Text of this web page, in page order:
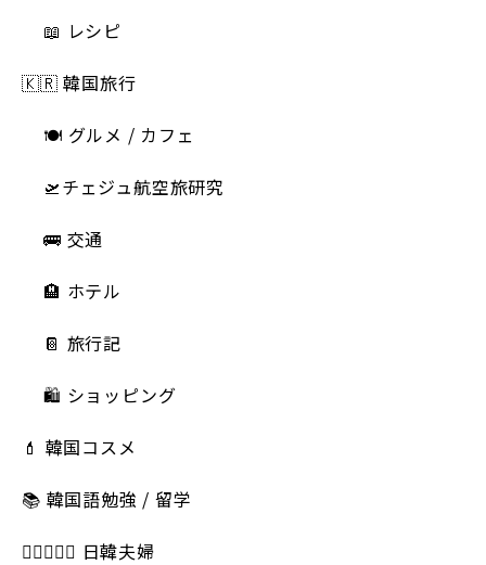
📖 レシピ
🇰🇷 韓国旅行
🍽 グルメ / カフェ
🛫チェジュ航空旅研究
🚌 交通
🏨 ホテル
📔 旅行記
🛍️ ショッピング
💄 韓国コスメ
📚 韓国語勉強 / 留学
👩🏻‍❤️‍👨🏻 日韓夫婦